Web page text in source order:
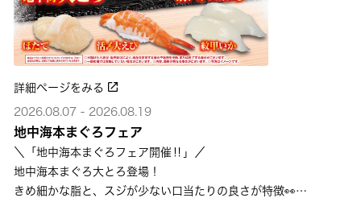
詳細ページをみる
2026.08.07 - 2026.08.19
地中海本まぐろフェア
＼「地中海本まぐろフェア開催‼」／
地中海本まぐろ大とろ登場！
きめ細かな脂と、スジが少ない口当たりの良さが特徴👀